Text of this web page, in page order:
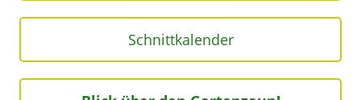
Schnittkalender